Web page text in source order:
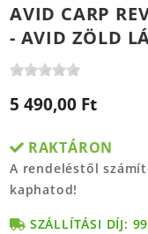
AVID CARP
- AVID ZÖLD
5 490,00 Ft
RAKTÁRON
A rendeléstől
kaphatod!
SZÁLLÍTÁSI DÍJ: